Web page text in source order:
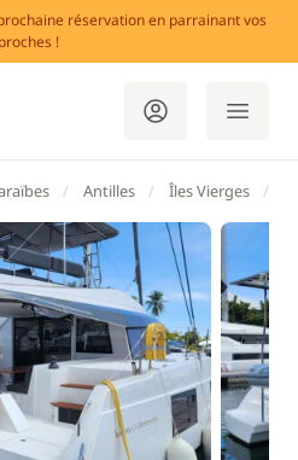
réservation en parrainant vos
proches !
Antilles Îles Vierges